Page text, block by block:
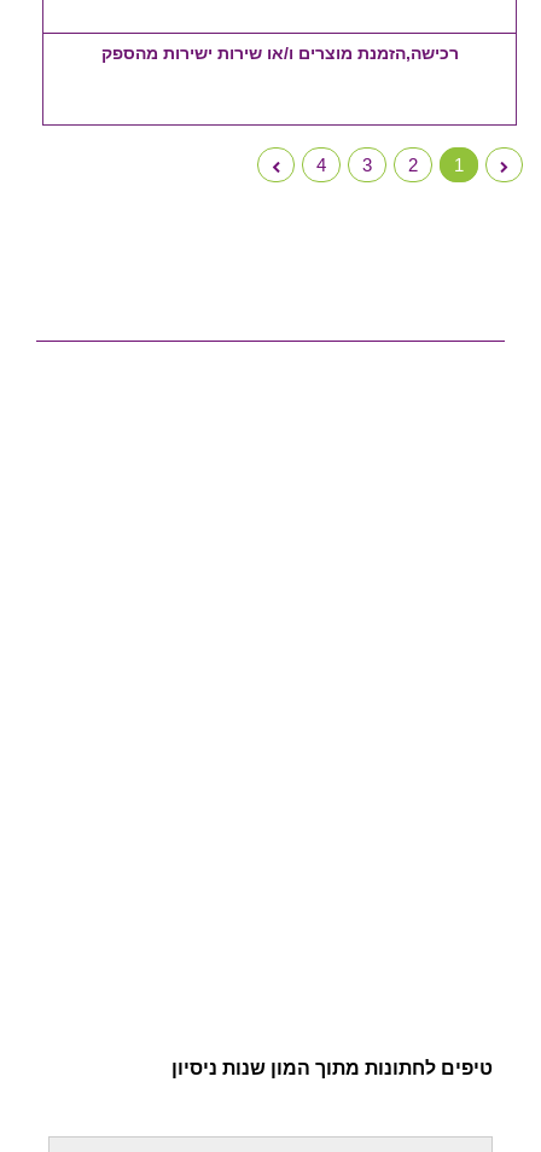
רכישה,הזמנת מוצרים ו/או שירות ישירות מהספק
1
2
3
4
טיפים לחתונות מתוך המון שנות ניסיון